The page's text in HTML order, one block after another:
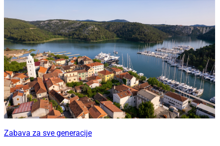
Zabava za sve generacije